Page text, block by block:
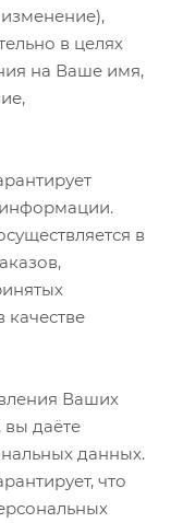
в целях
на Ваше имя,
в
Ваших
даёте
данных.
что